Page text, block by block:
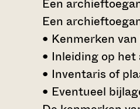
Een
Een
• Kenmerken
• Inleiding op
• Inventaris of
• Eventueel